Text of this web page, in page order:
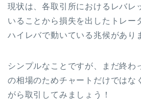
現状は、各取引所におけるレバレ
いることから損失を出したトレー
ハイレバで動いている兆候があり
シンプルなことですが、まだ終わ
の相場のためチャートだけではな
がら取引してみましょう！